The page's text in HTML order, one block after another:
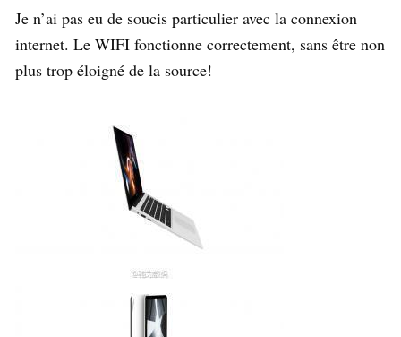
Je n’ai pas eu de soucis particulier avec la connexion
internet. Le WIFI fonctionne correctement, sans être non
plus trop éloigné de la source!